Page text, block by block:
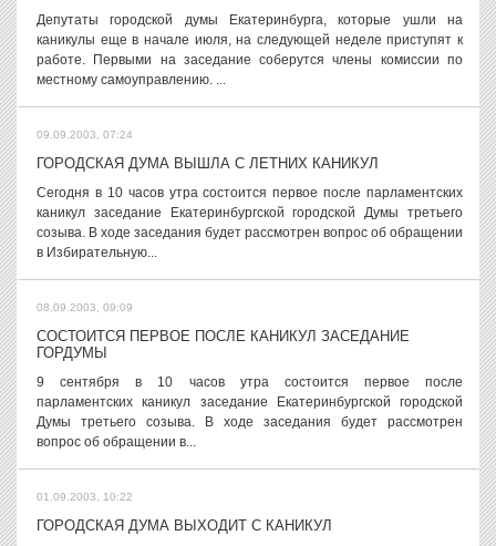
Депутаты городской думы Екатеринбурга, которые ушли на
каникулы еще в начале июля, на следующей неделе приступят к
работе. Первыми на заседание соберутся члены комиссии по
местному самоуправлению. ...
09.09.2003, 07:24
ГОРОДСКАЯ ДУМА ВЫШЛА С ЛЕТНИХ КАНИКУЛ
Сегодня в 10 часов утра состоится первое после парламентских
каникул заседание Екатеринбургской городской Думы третьего
созыва. В ходе заседания будет рассмотрен вопрос об обращении
в Избирательную...
08.09.2003, 09:09
СОСТОИТСЯ ПЕРВОЕ ПОСЛЕ КАНИКУЛ ЗАСЕДАНИЕ
ГОРДУМЫ
9 сентября в 10 часов утра состоится первое после
парламентских каникул заседание Екатеринбургской городской
Думы третьего созыва. В ходе заседания будет рассмотрен
вопрос об обращении в...
01.09.2003, 10:22
ГОРОДСКАЯ ДУМА ВЫХОДИТ С КАНИКУЛ